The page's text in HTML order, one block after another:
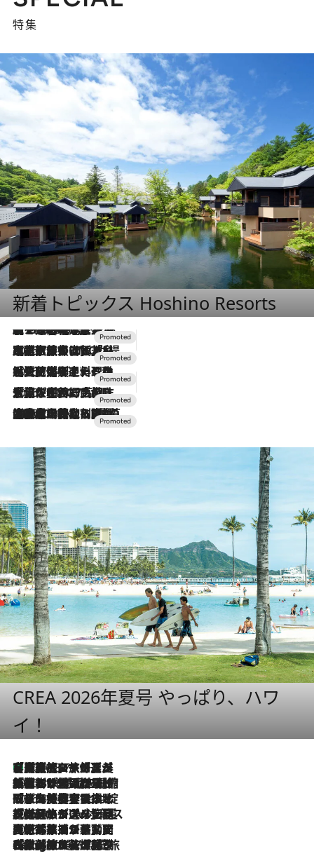
特集
新着トピックス Hoshino Resorts
2026.8.7
【トンボの足水浴】ヒノキの香りに包まれて涼感マックス！約13℃の湧水かけ流しを避暑地「星野温泉 トンボの湯」で体験
2026.7.31
【ホテル帰省】という選択肢をOMOが提案。家族とほどよい距離を保つには「昼は実家、夜は気兼ねなくホテルで！」
2026.7.24
【夏限定ディナーコース】旬を迎える稚鮎や花ズッキーニなどをイタリア・トスカーナの郷土料理の手法で満喫！
2026.7.17
「土佐和ハーブかき氷」がOMO7高知に登場！生姜、山椒、大葉など目にも舌にも涼を呼ぶ郷土の味
2026.7.10
NEW OPEN！【界 草津】名湯の地に誕生。趣の異なる2種の温泉と上州ならではの会席・蕎麦割烹など美食を味わう究極の癒やし旅
CREA 2026年夏号 やっぱり、ハワ
イ！
2026.8.7
【厳選旅コスメ】「多機能アイテムがメイン！」旅好き美容エディターが選んだ夏旅ベストコスメを発表【Mサイズジップ】
2026.8.6
「荷物が増えるほど旅ストレスは増す」美容ジャーナリストがたどり着いた最終結論。“化粧品を劇的に減らす”感動の凝縮美容とは
2026.8.6
「旅先には金髪ウィッグを持参」日本と同じメイクでは損してる!? 美容ジャーナリストが提案する“掟破りの旅美容”とは
2026.8.6
【厳選旅コスメ】「身軽さ＆UV対策重視！」ヘアアーティストshucoが選んだ夏旅ベストコスメを発表【Mサイズジップ】
2026.8.5
【厳選旅コスメ】国内をあちこち移動する河井菜摘が選んだ夏旅ベストコスメ発表！「リラックスアイテムはマスト」【Mサイズジップ】
2026.8.4
【厳選旅コスメ】「紫外線＆乾燥対策しながらメイク感も！」ヘア＆メイクGeorgeが選んだ夏旅ベストコスメを発表！【Mサイズジップ】